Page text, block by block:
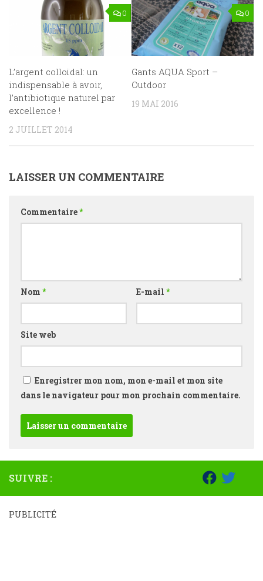
0
L’argent colloïdal: un
indispensable à avoir,
l’antibiotique naturel par
excellence !
2 JUILLET 2014
0
Gants AQUA Sport –
Outdoor
19 MAI 2016
LAISSER UN COMMENTAIRE
Commentaire*
Nom * E-mail *
Site web
Enregistrer mon nom, mon e-mail et mon site
dans le navigateur pour mon prochain commentaire.
SUIVRE :
PUBLICITÉ